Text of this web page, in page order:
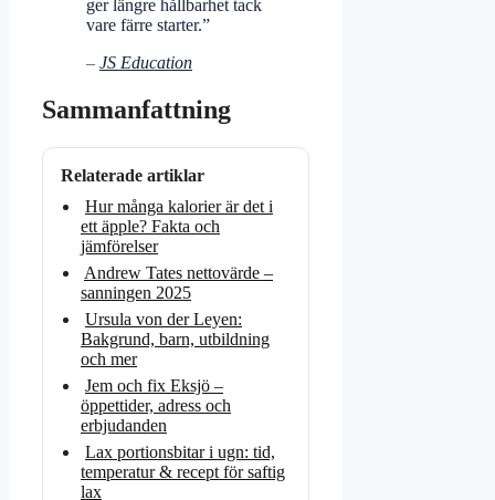
ger längre hållbarhet tack
vare färre starter.”
– JS Education
Sammanfattning
Relaterade artiklar
Hur många kalorier är det i
ett äpple? Fakta och
jämförelser
Andrew Tates nettovärde –
sanningen 2025
Ursula von der Leyen:
Bakgrund, barn, utbildning
och mer
Jem och fix Eksjö –
öppettider, adress och
erbjudanden
Lax portionsbitar i ugn: tid,
temperatur & recept för saftig
lax